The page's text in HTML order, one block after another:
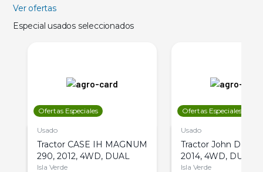
Ver ofertas
Especial usados seleccionados
Ofertas Especiales
Usado
Tractor CASE IH MAGNUM
290, 2012, 4WD, DUAL
Isla Verde
Ofertas Especiales
Usado
Tractor John Deere
2014, 4WD, DUAL
Isla Verde